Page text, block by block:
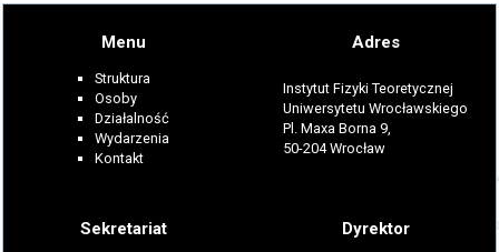
Menu
Struktura
Osoby
Działalność
Wydarzenia
Kontakt
Adres
Instytut Fizyki Teoretycznej
Uniwersytetu Wrocławskiego
Pl. Maxa Borna 9,
50-204 Wrocław
Sekretariat Dyrektor